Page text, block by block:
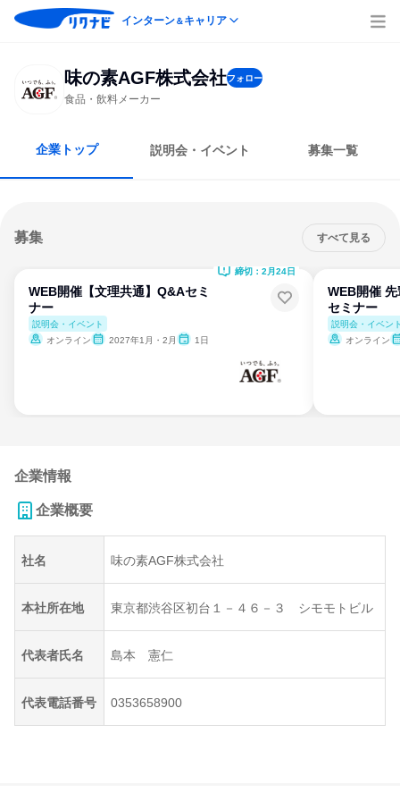
インターン＆キャリア
味の素AGF株式会社フォロー
食品・飲料メーカー
企業トップ 説明会・イベント 募集一覧
募集 すべて見る
WEB開催【文理共通】Q&Aセミ
ナー
説明会・イベント
オンライン
2027年1月・2月 1日
締切：2月24日
WEB開催
セミナー
説明会・イベン
オンライン
企業情報
企業概要
社名 味の素AGF株式会社
本社所在地 東京都渋谷区初台１－４６－３ シモモトビル
代表者氏名 島本 憲仁
代表電話番号 0353658900